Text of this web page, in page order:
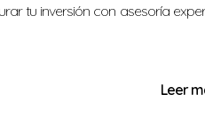
entre el 50% y 60% es ideal
diferentes tipos
combinar créditos
tu inversión con asesoría
Leer